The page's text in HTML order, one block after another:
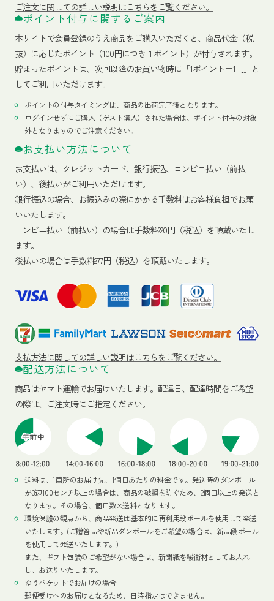
ご注文に関しての詳しい説明はこちらをご覧ください。
ポイント付与に関するご案内
本サイトで会員登録のうえ商品をご購入いただくと、商品代金（税
抜）に応じたポイント（100円につき１ポイント）が付与されます。
貯まったポイントは、次回以降のお買い物時に「1ポイント＝1円」と
してご利用いただけます。
ポイントの付与タイミングは、商品の出荷完了後となります。
ログインせずにご購入（ゲスト購入）された場合は、ポイント付与の対象
外となりますのでご注意ください。
お支払い方法について
お支払いは、クレジットカード、銀行振込、コンビニ払い（前払
い）、後払いがご利用いただけます。
銀行振込の場合、お振込みの際にかかる手数料はお客様負担でお願
いいたします。
コンビニ払い（前払い）の場合は手数料220円（税込）を頂戴いたし
ます。
後払いの場合は手数料277円（税込）を頂戴いたします。
支払方法に関しての詳しい説明はこちらをご覧ください。
配送方法について
商品はヤマト運輸でお届けいたします。 配達日、配達時間をご希望
の際は、ご注文時にご指定ください。
送料は、1箇所のお届け先、1個口あたりの料金です。発送時のダンボール
が3辺100センチ以上の場合は、商品の破損を防ぐため、2個口以上の発送と
なります。その場合、個口数×送料となります。
環境保護の観点から、商品発送は基本的に再利用段ボールを使用して発送
いたします。(ご贈答品や新品ダンボールをご希望の場合は、新品段ボール
を使用して発送いたします。)
また、ギフト包装のご希望がない場合は、新聞紙を緩衝材としてお入れ
し、お送りいたします。
ゆうパケットでお届けの場合
郵便受けへのお届けとなるため、日時指定はできません。